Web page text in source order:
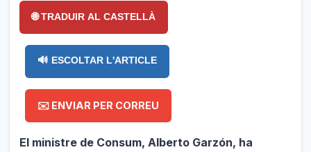
🌐 TRADUIR AL CASTELLÀ
🔊 ESCOLTAR L'ARTICLE
✉️ ENVIAR PER CORREU
El ministre de Consum, Alberto Garzón, ha